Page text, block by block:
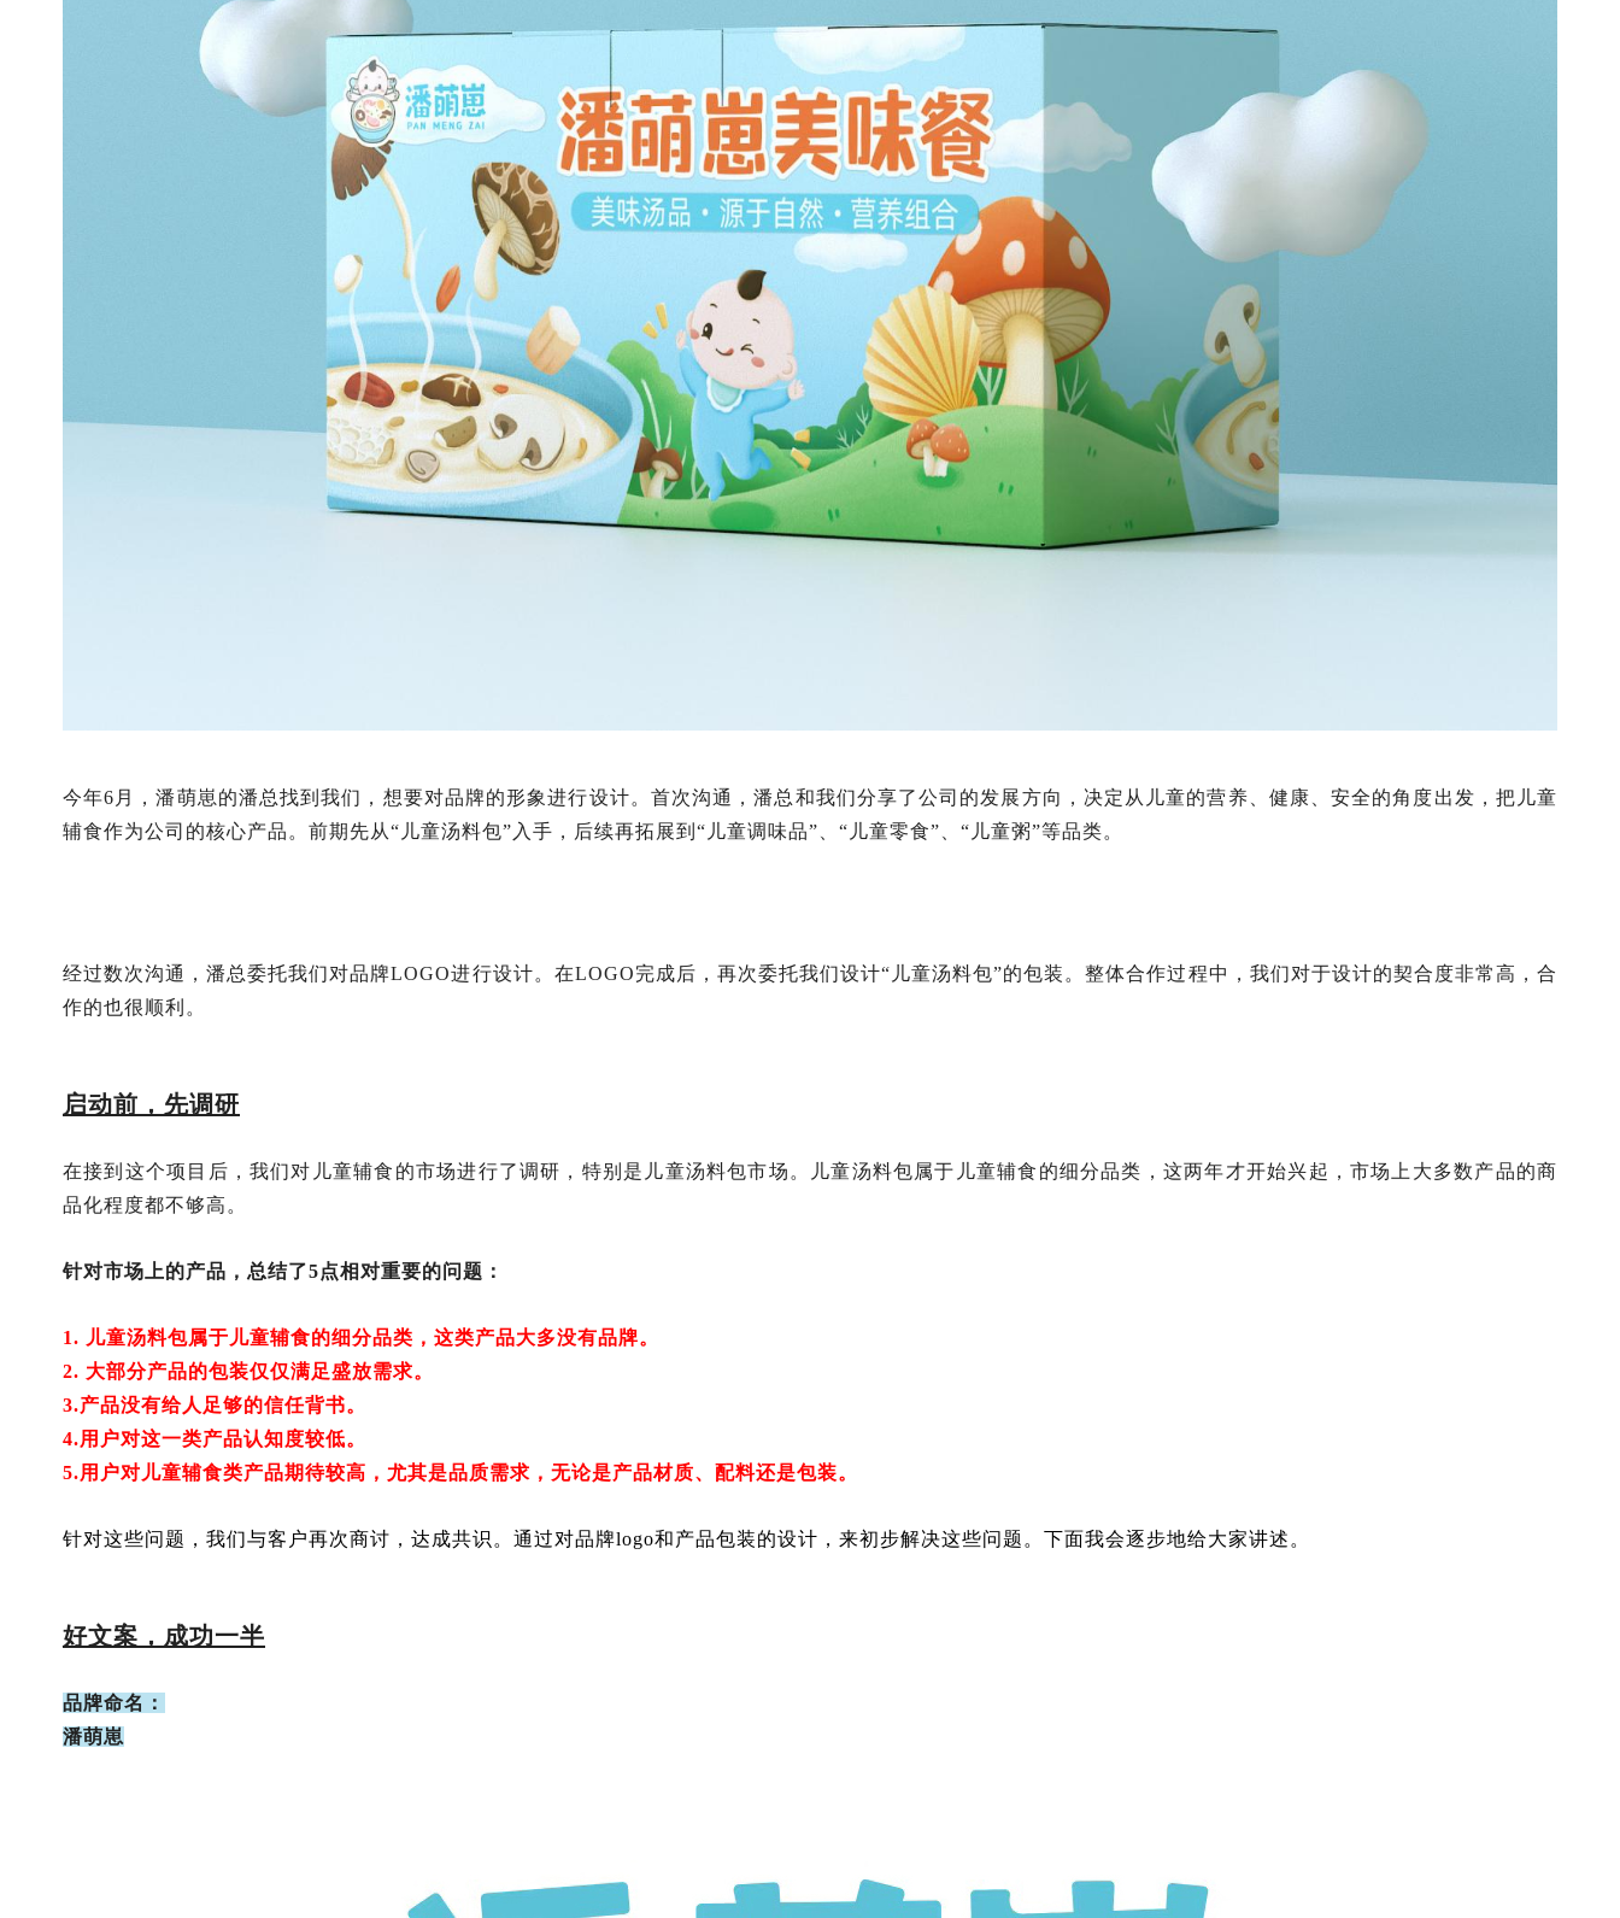
今年6月，潘萌崽的潘总找到我们，想要对品牌的形象进行设计。首次沟通，潘总和我们分享了公司的发展方向，决定从儿童的营养、健康、安全的角度出发，把儿童
辅食作为公司的核心产品。前期先从“儿童汤料包”入手，后续再拓展到“儿童调味品”、“儿童零食”、“儿童粥”等品类。
经过数次沟通，潘总委托我们对品牌LOGO进行设计。在LOGO完成后，再次委托我们设计“儿童汤料包”的包装。整体合作过程中，我们对于设计的契合度非常高，合
作的也很顺利。
启动前，先调研
在接到这个项目后，我们对儿童辅食的市场进行了调研，特别是儿童汤料包市场。儿童汤料包属于儿童辅食的细分品类，这两年才开始兴起，市场上大多数产品的商
品化程度都不够高。
针对市场上的产品，总结了5点相对重要的问题：
1. 儿童汤料包属于儿童辅食的细分品类，这类产品大多没有品牌。
2. 大部分产品的包装仅仅满足盛放需求。
3.产品没有给人足够的信任背书。
4.用户对这一类产品认知度较低。
5.用户对儿童辅食类产品期待较高，尤其是品质需求，无论是产品材质、配料还是包装。
针对这些问题，我们与客户再次商讨，达成共识。通过对品牌logo和产品包装的设计，来初步解决这些问题。下面我会逐步地给大家讲述。
好文案，成功一半
品牌命名：
潘萌崽